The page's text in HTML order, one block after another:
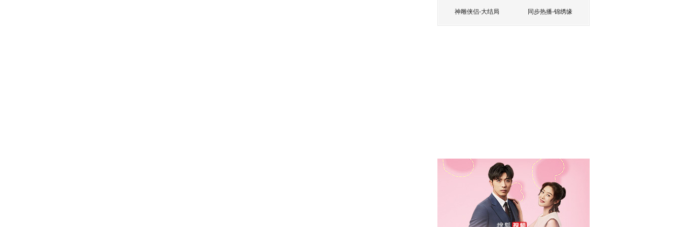
神雕侠侣-大结局 同步热播-锦绣缘